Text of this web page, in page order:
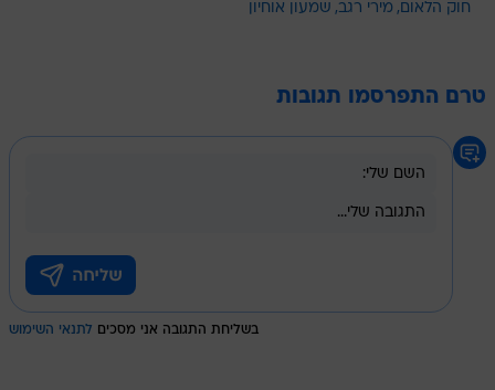
חוק הלאום מירי רגב שמעון אוחיון
טרם התפרסמו תגובות
בשליחת התגובה אני מסכים לתנאי השימוש